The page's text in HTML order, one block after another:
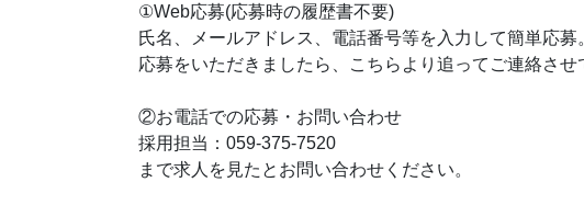
①Web応募(応募時の履歴書不要)
氏名、メールアドレス、電話番号等を入力して簡単応募
応募をいただきましたら、こちらより追ってご連絡させ
②お電話での応募・お問い合わせ
採用担当：059-375-7520
まで求人を見たとお問い合わせください。